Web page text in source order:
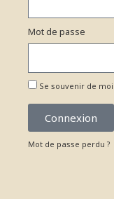
Mot de passe
Se souvenir de moi
Connexion
Mot de passe perdu ?